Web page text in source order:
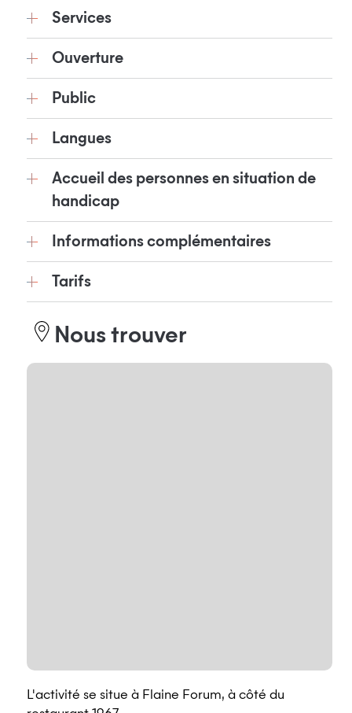
Services
Ouverture
Public
Langues
Accueil des personnes en situation de
handicap
Informations complémentaires
Tarifs
Nous trouver
L'activité se situe à Flaine Forum, à côté du